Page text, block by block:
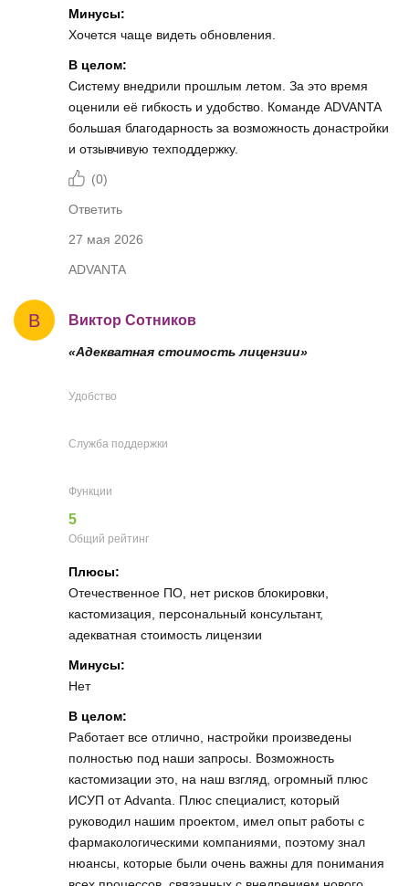
Минусы:
Хочется чаще видеть обновления.
В целом:
Систему внедрили прошлым летом. За это время
оценили её гибкость и удобство. Команде ADVANTA
большая благодарность за возможность донастройки
и отзывчивую техподдержку.
(0)
Ответить
27 мая 2026
ADVANTA
В Виктор Сотников
«Адекватная стоимость лицензии»
Удобство
Служба поддержки
Функции
5
Общий рейтинг
Плюсы:
Отечественное ПО, нет рисков блокировки,
кастомизация, персональный консультант,
адекватная стоимость лицензии
Минусы:
Нет
В целом:
Работает все отлично, настройки произведены
полностью под наши запросы. Возможность
кастомизации это, на наш взгляд, огромный плюс
ИСУП от Аdvanta. Плюс специалист, который
руководил нашим проектом, имел опыт работы с
фармакологическими компаниями, поэтому знал
нюансы, которые были очень важны для понимания